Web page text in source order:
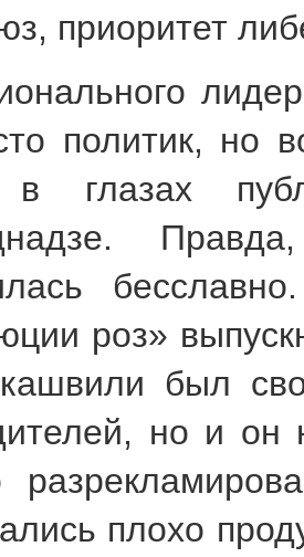
приоритет
политик, но
в глазах
роз»
был
но и
плохо